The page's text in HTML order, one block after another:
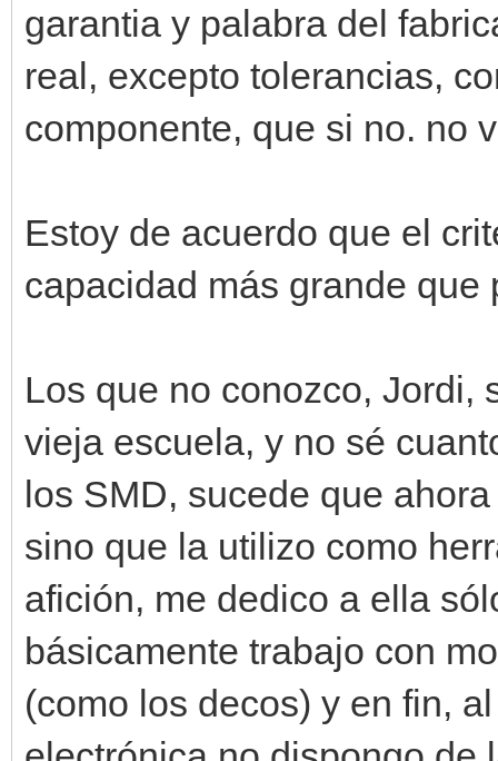
garantia y palabra del
real, excepto tolerancias,
componente, que si no. no
Estoy de acuerdo que el
capacidad más grande
Los que no conozco, Jordi,
vieja escuela, y no sé
los SMD, sucede que
sino que la utilizo como
afición, me dedico a ella
básicamente trabajo con
(como los decos) y en fin,